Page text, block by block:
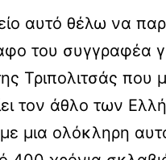
αυτό θέλω να
του συγγραφέα
Τριπολιτσάς που
τον άθλο των
μια ολόκληρη